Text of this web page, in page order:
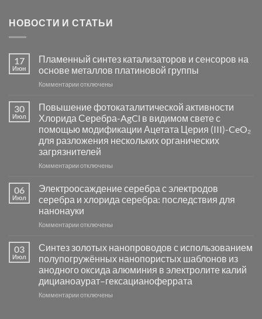
НОВОСТИ И СТАТЬИ
17
Июн
Пламенный синтез катализаторов и сенсоров на
основе металлов платиновой группы
Комментариик
Пламенный
синтез
катализаторов
и
сенсоров
на
основе
группы
отключены
30
Июл
Повышение фотокаталитической активности
Хлорида Серебра-AgCl в видимом свете с
помощью модификации Ацетата Церия (III)-CeO₂
для разложения нескольких органических
загрязнителей
Комментариик
фотокаталитической
активности
Хлорида
Серебра-
в
видимом
свете
с
помощью
модификации
отключены
06
Июл
Электроосаждение серебра с электродов
серебра и хлорида серебра: последствия для
нанонауки
Комментариик
серебра
с
электродов
серебра
и
отключены
03
Июл
Синтез золотых нанопроводов с использованием
полупогружённых нанопористых шаблонов из
анодного оксида алюминия в электролите калий
дицианоаурат–гексацианоферрата
Комментариикотключены